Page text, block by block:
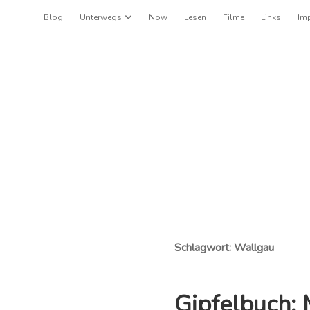
Blog Unterwegs Dropdown-Menü öffnen
Now Lesen Filme Links
Schlagwort:Wallgau